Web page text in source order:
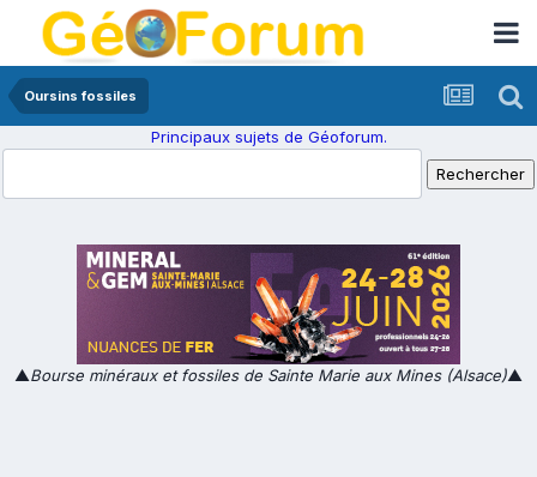
Oursins fossiles
Principaux sujets de Géoforum.
▲Bourse minéraux et fossiles de Sainte Marie aux Mines (Alsace)▲